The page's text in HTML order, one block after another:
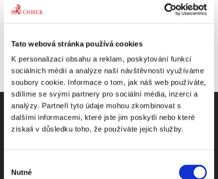
Tato webová stránka používá cookies
K personalizaci obsahu a reklam, poskytování funkcí
sociálních médií a analýze naší návštěvnosti využíváme
soubory cookie. Informace o tom, jak náš web používáte,
sdílíme se svými partnery pro sociální média, inzerci a
analýzy. Partneři tyto údaje mohou zkombinovat s
dalšími informacemi, které jste jim poskytli nebo které
získali v důsledku toho, že používáte jejich služby.
souhlasu
Nutné